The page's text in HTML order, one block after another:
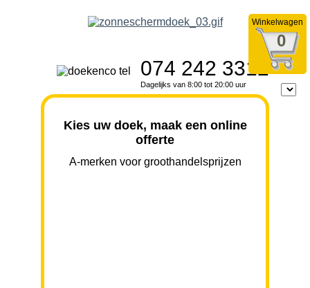
Winkelwagen
0
074 242 3312
Dagelijks van 8:00 tot 20:00 uur
Kies uw doek, maak een online
offerte
A-merken voor groothandelsprijzen